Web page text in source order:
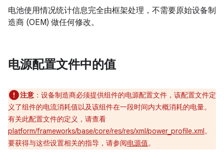
电池使用情况统计信息完全由框架处理，不需要原始设备制
造商 (OEM) 做任何修改。
电源配置文件中的值
注意 ：设备制造商必须提供组件的电源配置文件，该配置文件定
义了组件的电流消耗值以及该组件在一段时间内大概消耗的电量。
有关此配置文件的定义，请查看
platform/frameworks/base/core/res/res/xml/power_profile.xml。
要获得与这些设置相关的指导，请参阅电源值。